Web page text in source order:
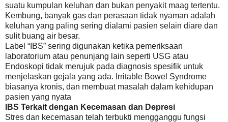
suatu kumpulan keluhan dan bukan penyakit maag tertentu.
Kembung, banyak gas dan perasaan tidak nyaman adalah
keluhan yang paling sering dialami pasien selain diare dan
sulit buang air besar.
Label “IBS” sering digunakan ketika pemeriksaan
laboratorium atau penunjang lain seperti USG atau
Endoskopi tidak merujuk pada diagnosis spesifik untuk
menjelaskan gejala yang ada. Irritable Bowel Syndrome
biasanya kronis, dan membuat masalah dalam kehidupan
pasien yang nyata
IBS Terkait dengan Kecemasan dan Depresi
Stres dan kecemasan telah terbukti mengganggu fungsi